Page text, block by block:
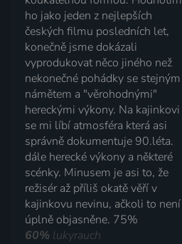
ho jako jeden z nejlepších
českých filmu posledních let,
konečně jsme dokázali
vyprodukovat něco jiného než
nekonečné pohádky se stejným
námětem a "věrohodnými"
hereckými výkony. Na kajinkovi
se mi líbí atmosféra která asi
správně dokumentuje 90.léta.
dále herecké výkony a některé
scénky. Minusem je asi to, že
režisér až příliš okatě věří v
kajinkovu nevinu, ačkoli to není
úplně objasněne. 75%
60% lukyrauch